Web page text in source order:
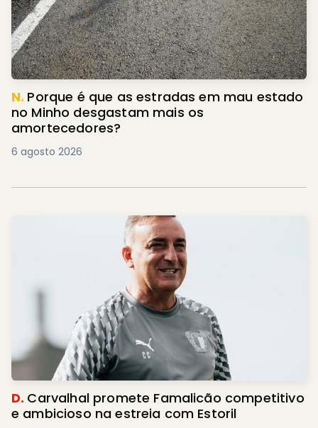
N. Porque é que as estradas em mau estado
no Minho desgastam mais os
amortecedores?
6 agosto 2026
D. Carvalhal promete Famalicão competitivo
e ambicioso na estreia com Estoril